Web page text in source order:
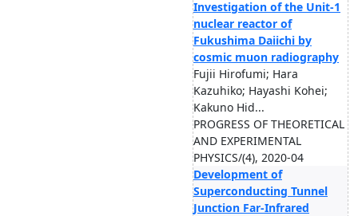
Investigation of the Unit-1
nuclear reactor of
Fukushima Daiichi by
cosmic muon radiography
Fujii Hirofumi; Hara
Kazuhiko; Hayashi Kohei;
Kakuno Hid...
PROGRESS OF THEORETICAL
AND EXPERIMENTAL
PHYSICS/(4), 2020-04
Development of
Superconducting Tunnel
Junction Far-Infrared